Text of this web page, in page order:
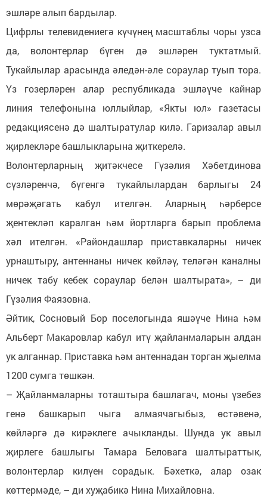
эшләре алып бардылар.
Цифрлы телевидениегә күчүнең масштаблы чоры узса
да, волонтерлар бүген дә эшләрен туктатмый.
Тукайлылар арасында әледән-әле сораулар туып тора.
Үз гозерләрен алар республикада эшләүче кайнар
линия телефонына юллыйлар, «Якты юл» газетасы
редакциясенә дә шалтыратулар килә. Гаризалар авыл
җирлекләре башлыкларына җиткерелә.
Волонтерларның җитәкчесе Гүзәлия Хәбетдинова
сүзләренчә, бүгенгә тукайлылардан барлыгы 24
мөрәҗәгать кабул ителгән. Аларның һәрберсе
җентекләп каралган һәм йортларга барып проблема
хәл ителгән. «Райондашлар приставкаларны ничек
урнаштыру, антеннаны ничек көйләү, теләгән каналны
ничек табу кебек сораулар белән шалтырата», – ди
Гүзәлия Фаязовна.
Әйтик, Сосновый Бор поселогында яшәүче Нина һәм
Альберт Макаровлар кабул итү җайланмаларын алдан
ук алганнар. Приставка һәм антеннадан торган җыелма
1200 сумга төшкән.
– Җайланмаларны тоташтыра башлагач, моны үзебез
генә башкарып чыга алмаячагыбыз, өстәвенә,
көйләргә дә кирәклеге ачыкланды. Шунда ук авыл
җирлеге башлыгы Тамара Беловага шалтыраттык,
волонтерлар килүен сорадык. Бәхеткә, алар озак
көттермәде, – ди хуҗабикә Нина Михайловна.